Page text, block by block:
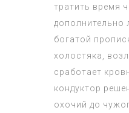
тратить время
дополнительно
богатой
холостяка,
сработает
кондуктор
охочий до